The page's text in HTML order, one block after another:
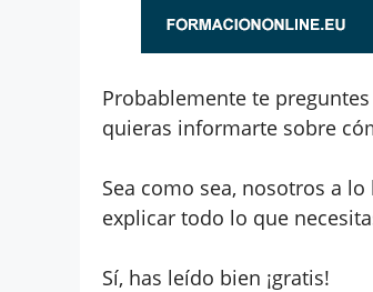
Probablemente te preguntes
quieras informarte sobre
Sea como sea, nosotros a
explicar todo lo que
Sí, has leído bien ¡gratis!